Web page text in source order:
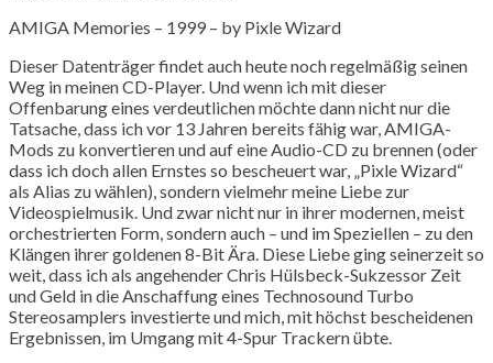
AMIGA Memories – 1999 – by Pixle Wizard
Dieser Datenträger findet auch heute noch regelmäßig seinen
Weg in meinen CD-Player. Und wenn ich mit dieser
Offenbarung eines verdeutlichen möchte dann nicht nur die
Tatsache, dass ich vor 13 Jahren bereits fähig war, AMIGA-
Mods zu konvertieren und auf eine Audio-CD zu brennen (oder
dass ich doch allen Ernstes so bescheuert war, „Pixle Wizard“
als Alias zu wählen), sondern vielmehr meine Liebe zur
Videospielmusik. Und zwar nicht nur in ihrer modernen, meist
orchestrierten Form, sondern auch – und im Speziellen – zu den
Klängen ihrer goldenen 8-Bit Ära. Diese Liebe ging seinerzeit so
weit, dass ich als angehender Chris Hülsbeck-Sukzessor Zeit
und Geld in die Anschaffung eines Technosound Turbo
Stereosamplers investierte und mich, mit höchst bescheidenen
Ergebnissen, im Umgang mit 4-Spur Trackern übte.